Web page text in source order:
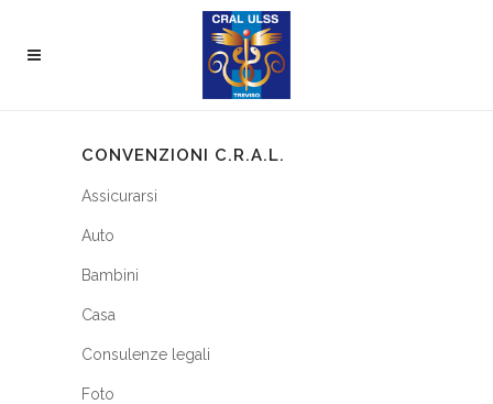
CONVENZIONI C.R.A.L.
Assicurarsi
Auto
Bambini
Casa
Consulenze legali
Foto